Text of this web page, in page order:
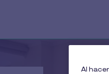
Al